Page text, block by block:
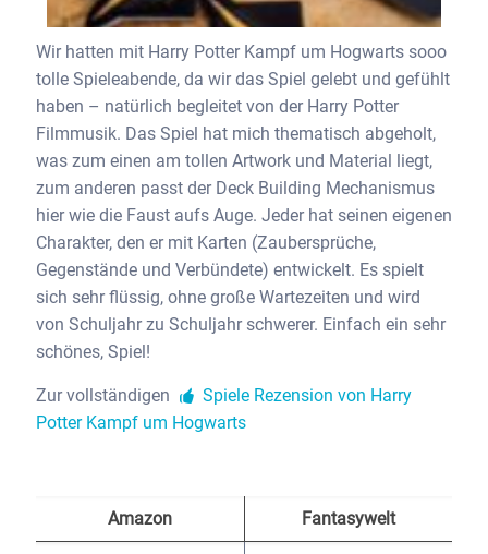
Wir hatten mit Harry Potter Kampf um Hogwarts sooo
tolle Spieleabende, da wir das Spiel gelebt und gefühlt
haben – natürlich begleitet von der Harry Potter
Filmmusik. Das Spiel hat mich thematisch abgeholt,
was zum einen am tollen Artwork und Material liegt,
zum anderen passt der Deck Building Mechanismus
hier wie die Faust aufs Auge. Jeder hat seinen eigenen
Charakter, den er mit Karten (Zaubersprüche,
Gegenstände und Verbündete) entwickelt. Es spielt
sich sehr flüssig, ohne große Wartezeiten und wird
von Schuljahr zu Schuljahr schwerer. Einfach ein sehr
schönes, Spiel!
Zur vollständigen
Spiele Rezension von Harry
Potter Kampf um Hogwarts
Amazon Fantasywelt